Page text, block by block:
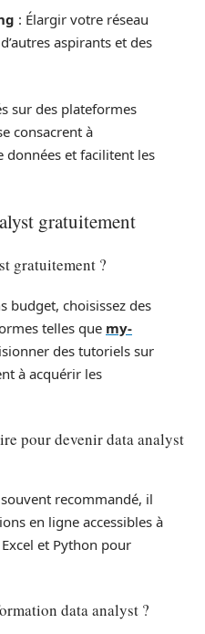
: Élargir votre réseau
aspirants et des
sur des plateformes
consacrent à
données et facilitent les
gratuitement
gratuitement ?
budget, choisissez des
telles que my-
des tutoriels sur
à acquérir les
pour devenir data analyst
recommandé, il
en ligne accessibles à
et Python pour
data analyst ?